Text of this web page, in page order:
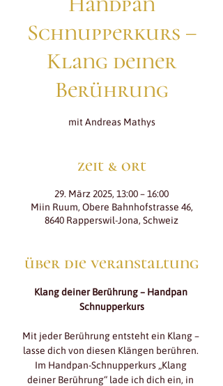
Schnupperkurs –
Klang deiner
Berührung
mit Andreas Mathys
zeit & ort
29. März 2025, 13:00 – 16:00
Miin Ruum, Obere Bahnhofstrasse 46,
8640 Rapperswil-Jona, Schweiz
über die veranstaltung
Klang deiner Berührung – Handpan
Schnupperkurs
Mit jeder Berührung entsteht ein Klang –
lasse dich von diesen Klängen berühren.
Im Handpan-Schnupperkurs „Klang
deiner Berührung“ lade ich dich ein, in